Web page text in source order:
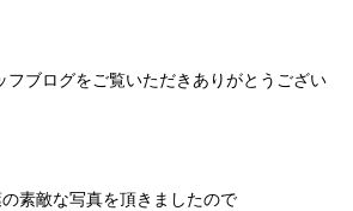
フブログをご覧いただきありがとうござい
素敵な写真を頂きましたので